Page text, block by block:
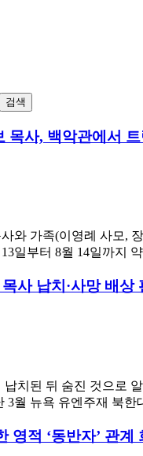
목사, 백악관에서
와 가족(이영례 사모,
일부터 8월 14일까지
사 납치·사망 배
납치된 뒤 숨진 것으로
3월 뉴욕 유엔주재 북
영적 ‘동반자’ 관계